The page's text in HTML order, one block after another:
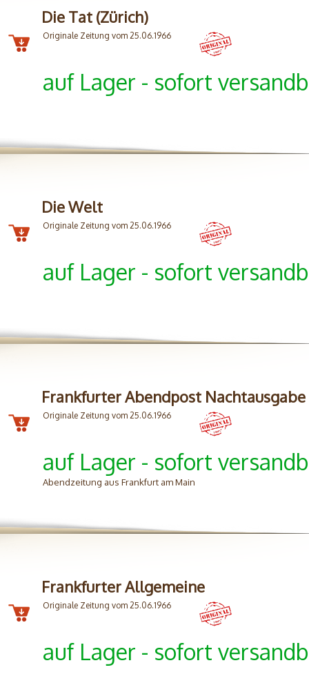
Die Tat (Zürich)
Originale Zeitung vom 25.06.1966
auf Lager - sofort
Die Welt
Originale Zeitung vom 25.06.1966
auf Lager - sofort
Frankfurter Abendpost Nachtausgabe
Originale Zeitung vom 25.06.1966
auf Lager - sofort
Abendzeitung aus Frankfurt am Main
Frankfurter Allgemeine
Originale Zeitung vom 25.06.1966
auf Lager - sofort